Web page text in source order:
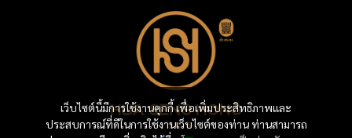
เว็บไซต์นี้มีการใช้งานคุกกี้ เพื่อเพิ่มประสิทธิภาพและ
ประสบการณ์ที่ดีในการใช้งานเว็บไซต์ของท่าน ท่านสามารถ